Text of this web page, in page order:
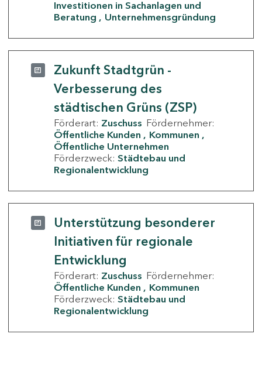
Investitionen in Sachanlagen und
Beratung
Unternehmensgründung
Zukunft Stadtgrün -
Verbesserung des
städtischen Grüns (ZSP)
Förderart: Zuschuss Fördernehmer:
Öffentliche Kunden
Kommunen
Öffentliche Unternehmen
Förderzweck: Städtebau und
Regionalentwicklung
Unterstützung besonderer
Initiativen für regionale
Entwicklung
Förderart: Zuschuss Fördernehmer:
Öffentliche Kunden
Kommunen
Förderzweck: Städtebau und
Regionalentwicklung